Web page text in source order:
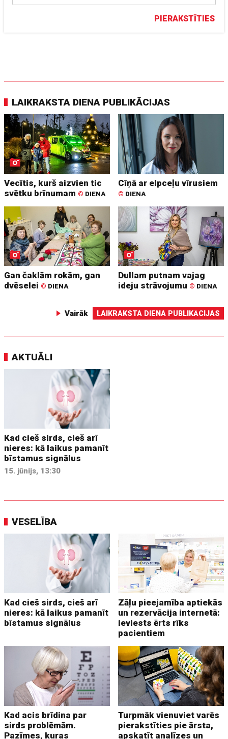
PIERAKSTĪTIES
LAIKRAKSTA DIENA PUBLIKĀCIJAS
Vecītis, kurš aizvien tic
svētku brīnumam © DIENA
Cīņā ar elpceļu vīrusiem
© DIENA
Gan čaklām rokām, gan
dvēselei © DIENA
Dullam putnam vajag
ideju strāvojumu © DIENA
Vairāk LAIKRAKSTA DIENA PUBLIKĀCIJAS
AKTUĀLI
Kad cieš sirds, cieš arī
nieres: kā laikus pamanīt
bīstamus signālus
15. jūnijs, 13:30
VESELĪBA
Kad cieš sirds, cieš arī
nieres: kā laikus pamanīt
bīstamus signālus
Zāļu pieejamība aptiekās
un rezervācija internetā:
ieviests ērts rīks
pacientiem
Kad acis brīdina par
sirds problēmām.
Pazīmes, kuras
Turpmāk vienuviet varēs
pierakstīties pie ārsta,
apskatīt analīzes un